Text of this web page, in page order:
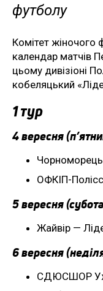
футболу
Комітет
календар матчів
цьому дивізіоні
кобеляцький
1 тур
4 вересня
ОФКІП-
5 вересня
Жайвір —
6 вересня
СДЮСШОР